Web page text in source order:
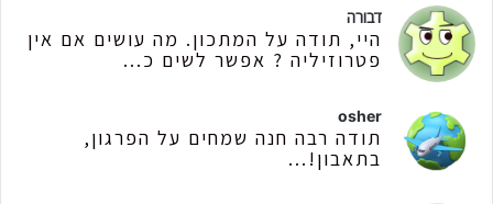
דבורה
היי, תודה על המתכון. מה עושים אם אין
פטרוזיליה ? אפשר לשים כ...
osher
תודה רבה חנה שמחים על הפרגון,
בתאבון!...